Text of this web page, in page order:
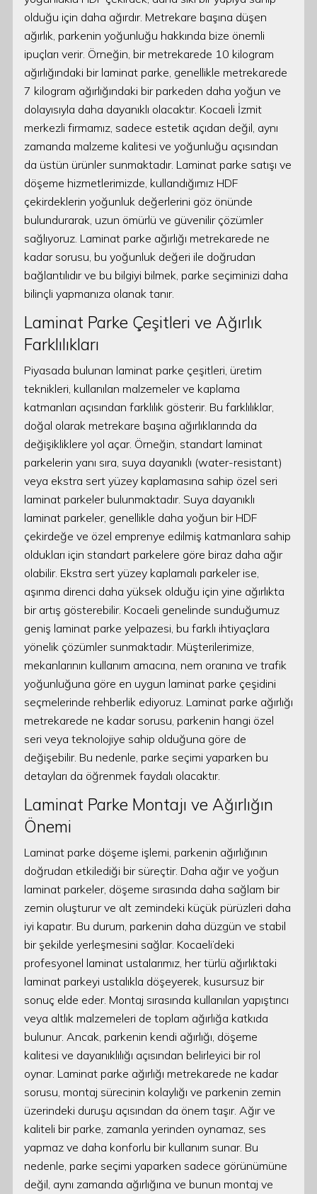
olduğu için daha ağırdır. Metrekare başına düşen
ağırlık, parkenin yoğunluğu hakkında bize önemli
ipuçları verir. Örneğin, bir metrekarede 10 kilogram
ağırlığındaki bir laminat parke, genellikle metrekarede
7 kilogram ağırlığındaki bir parkeden daha yoğun ve
dolayısıyla daha dayanıklı olacaktır. Kocaeli İzmit
merkezli firmamız, sadece estetik açıdan değil, aynı
zamanda malzeme kalitesi ve yoğunluğu açısından
da üstün ürünler sunmaktadır. Laminat parke satışı ve
döşeme hizmetlerimizde, kullandığımız HDF
çekirdeklerin yoğunluk değerlerini göz önünde
bulundurarak, uzun ömürlü ve güvenilir çözümler
sağlıyoruz. Laminat parke ağırlığı metrekarede ne
kadar sorusu, bu yoğunluk değeri ile doğrudan
bağlantılıdır ve bu bilgiyi bilmek, parke seçiminizi daha
bilinçli yapmanıza olanak tanır.
Laminat Parke Çeşitleri ve Ağırlık
Farklılıkları
Piyasada bulunan laminat parke çeşitleri, üretim
teknikleri, kullanılan malzemeler ve kaplama
katmanları açısından farklılık gösterir. Bu farklılıklar,
doğal olarak metrekare başına ağırlıklarında da
değişikliklere yol açar. Örneğin, standart laminat
parkelerin yanı sıra, suya dayanıklı (water-resistant)
veya ekstra sert yüzey kaplamasına sahip özel seri
laminat parkeler bulunmaktadır. Suya dayanıklı
laminat parkeler, genellikle daha yoğun bir HDF
çekirdeğe ve özel emprenye edilmiş katmanlara sahip
oldukları için standart parkelere göre biraz daha ağır
olabilir. Ekstra sert yüzey kaplamalı parkeler ise,
aşınma direnci daha yüksek olduğu için yine ağırlıkta
bir artış gösterebilir. Kocaeli genelinde sunduğumuz
geniş laminat parke yelpazesi, bu farklı ihtiyaçlara
yönelik çözümler sunmaktadır. Müşterilerimize,
mekanlarının kullanım amacına, nem oranına ve trafik
yoğunluğuna göre en uygun laminat parke çeşidini
seçmelerinde rehberlik ediyoruz. Laminat parke ağırlığı
metrekarede ne kadar sorusu, parkenin hangi özel
seri veya teknolojiye sahip olduğuna göre de
değişebilir. Bu nedenle, parke seçimi yaparken bu
detayları da öğrenmek faydalı olacaktır.
Laminat Parke Montajı ve Ağırlığın
Önemi
Laminat parke döşeme işlemi, parkenin ağırlığının
doğrudan etkilediği bir süreçtir. Daha ağır ve yoğun
laminat parkeler, döşeme sırasında daha sağlam bir
zemin oluşturur ve alt zemindeki küçük pürüzleri daha
iyi kapatır. Bu durum, parkenin daha düzgün ve stabil
bir şekilde yerleşmesini sağlar. Kocaeli’deki
profesyonel laminat ustalarımız, her türlü ağırlıktaki
laminat parkeyi ustalıkla döşeyerek, kusursuz bir
sonuç elde eder. Montaj sırasında kullanılan yapıştırıcı
veya altlık malzemeleri de toplam ağırlığa katkıda
bulunur. Ancak, parkenin kendi ağırlığı, döşeme
kalitesi ve dayanıklılığı açısından belirleyici bir rol
oynar. Laminat parke ağırlığı metrekarede ne kadar
sorusu, montaj sürecinin kolaylığı ve parkenin zemin
üzerindeki duruşu açısından da önem taşır. Ağır ve
kaliteli bir parke, zamanla yerinden oynamaz, ses
yapmaz ve daha konforlu bir kullanım sunar. Bu
nedenle, parke seçimi yaparken sadece görünümüne
değil, aynı zamanda ağırlığına ve bunun montaj ve